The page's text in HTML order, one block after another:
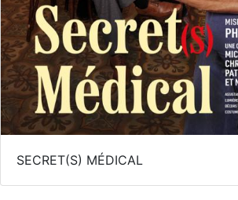
SECRET(S) MÉDICAL